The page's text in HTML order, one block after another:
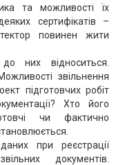
та можливості їх
сертифікатів –
повинен жити
них відноситься.
звільнення
підготовчих робіт
Хто його
чи фактично
при реєстрації
документів.